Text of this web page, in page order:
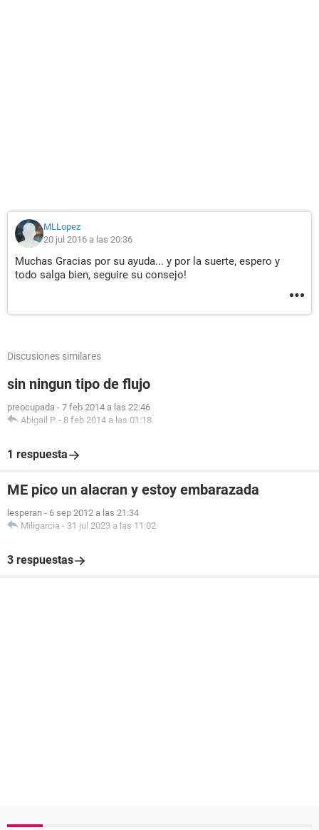
MLLopez
20 jul 2016 a las 20:36
Muchas Gracias por su ayuda... y por la suerte, espero y
todo salga bien, seguire su consejo!
Discusiones similares
sin ningun tipo de flujo
preocupada - 7 feb 2014 a las 22:46
Abigail P. - 8 feb 2014 a las 01:18
1 respuesta
ME pico un alacran y estoy embarazada
lesperan - 6 sep 2012 a las 21:34
Miligarcia - 31 jul 2023 a las 11:02
3 respuestas